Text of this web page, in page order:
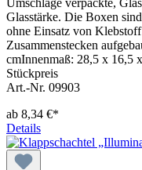
Glasstärke. Die Boxen
ohne Einsatz von
Zusammenstecken
cmInnenmaß: 28,5 x 16,5
Stückpreis
Art.-Nr. 09903
ab 8,34 €*
Details